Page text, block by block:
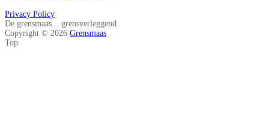
Privacy Policy
De grensmaas... grensverleggend
Copyright © 2026 Grensmaas
Top